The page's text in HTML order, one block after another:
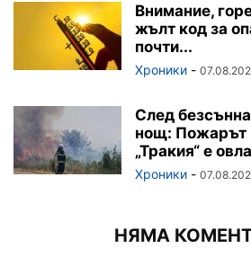
Внимание,
жълт код за
почти...
Хроники -
След
нощ: Пожарът
„Тракия“ е
Хроники -
НЯМА